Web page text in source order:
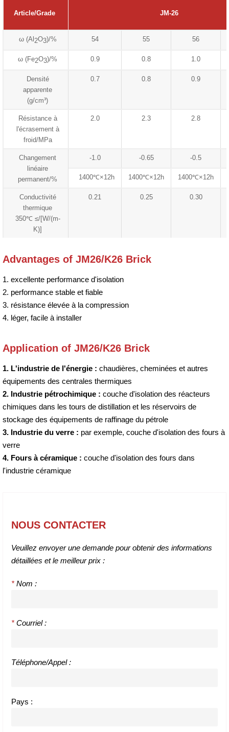
Article/Grade JM-26
ω (Al 2O3)/% 54 55 56
ω (Fe2O3)/% 0.9 0.8 1.0
Densité
apparente
(g/cm³)
0.7 0.8 0.9
Résistance à
l'écrasement à
froid/MPa
2.0 2.3 2.8
Changement
linéaire
permanent/%
-1.0 -0.65 -0.5
1400℃×12h 1400℃×12h 1400℃×12h
Conductivité
thermique
350℃ ≤/[W/(m-
K)]
0.21 0.25 0.30
Advantages of JM26/K26 Brick
1. excellente performance d'isolation
2. performance stable et fiable
3. résistance élevée à la compression
4. léger, facile à installer
Application of JM26/K26 Brick
1. L'industrie de l'énergie : chaudières, cheminées et autres
équipements des centrales thermiques
2. Industrie pétrochimique : couche d'isolation des réacteurs
chimiques dans les tours de distillation et les réservoirs de
stockage des équipements de raffinage du pétrole
3. Industrie du verre : par exemple, couche d'isolation des fours à
verre
4. Fours à céramique : couche d'isolation des fours dans
l'industrie céramique
NOUS CONTACTER
Veuillez envoyer une demande pour obtenir des informations
détaillées et le meilleur prix :
* Nom :
* Courriel :
Téléphone/Appel :
Pays :